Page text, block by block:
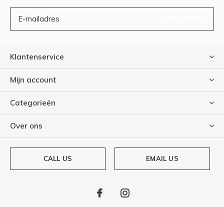
Klantenservice
Mijn account
Categorieën
Over ons
CALL US EMAIL US